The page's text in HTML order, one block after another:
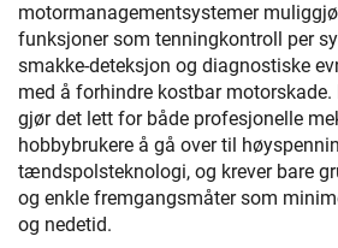
motormanagementsystemer
funksjoner som tenningkontroll per
smakke-deteksjon og diagnostiske
med å forhindre kostbar
gjør det lett for både profesjonelle
hobbybrukere å gå over til
tændspolsteknologi, og krever bare
og enkle fremgangsmåter som
og nedetid.